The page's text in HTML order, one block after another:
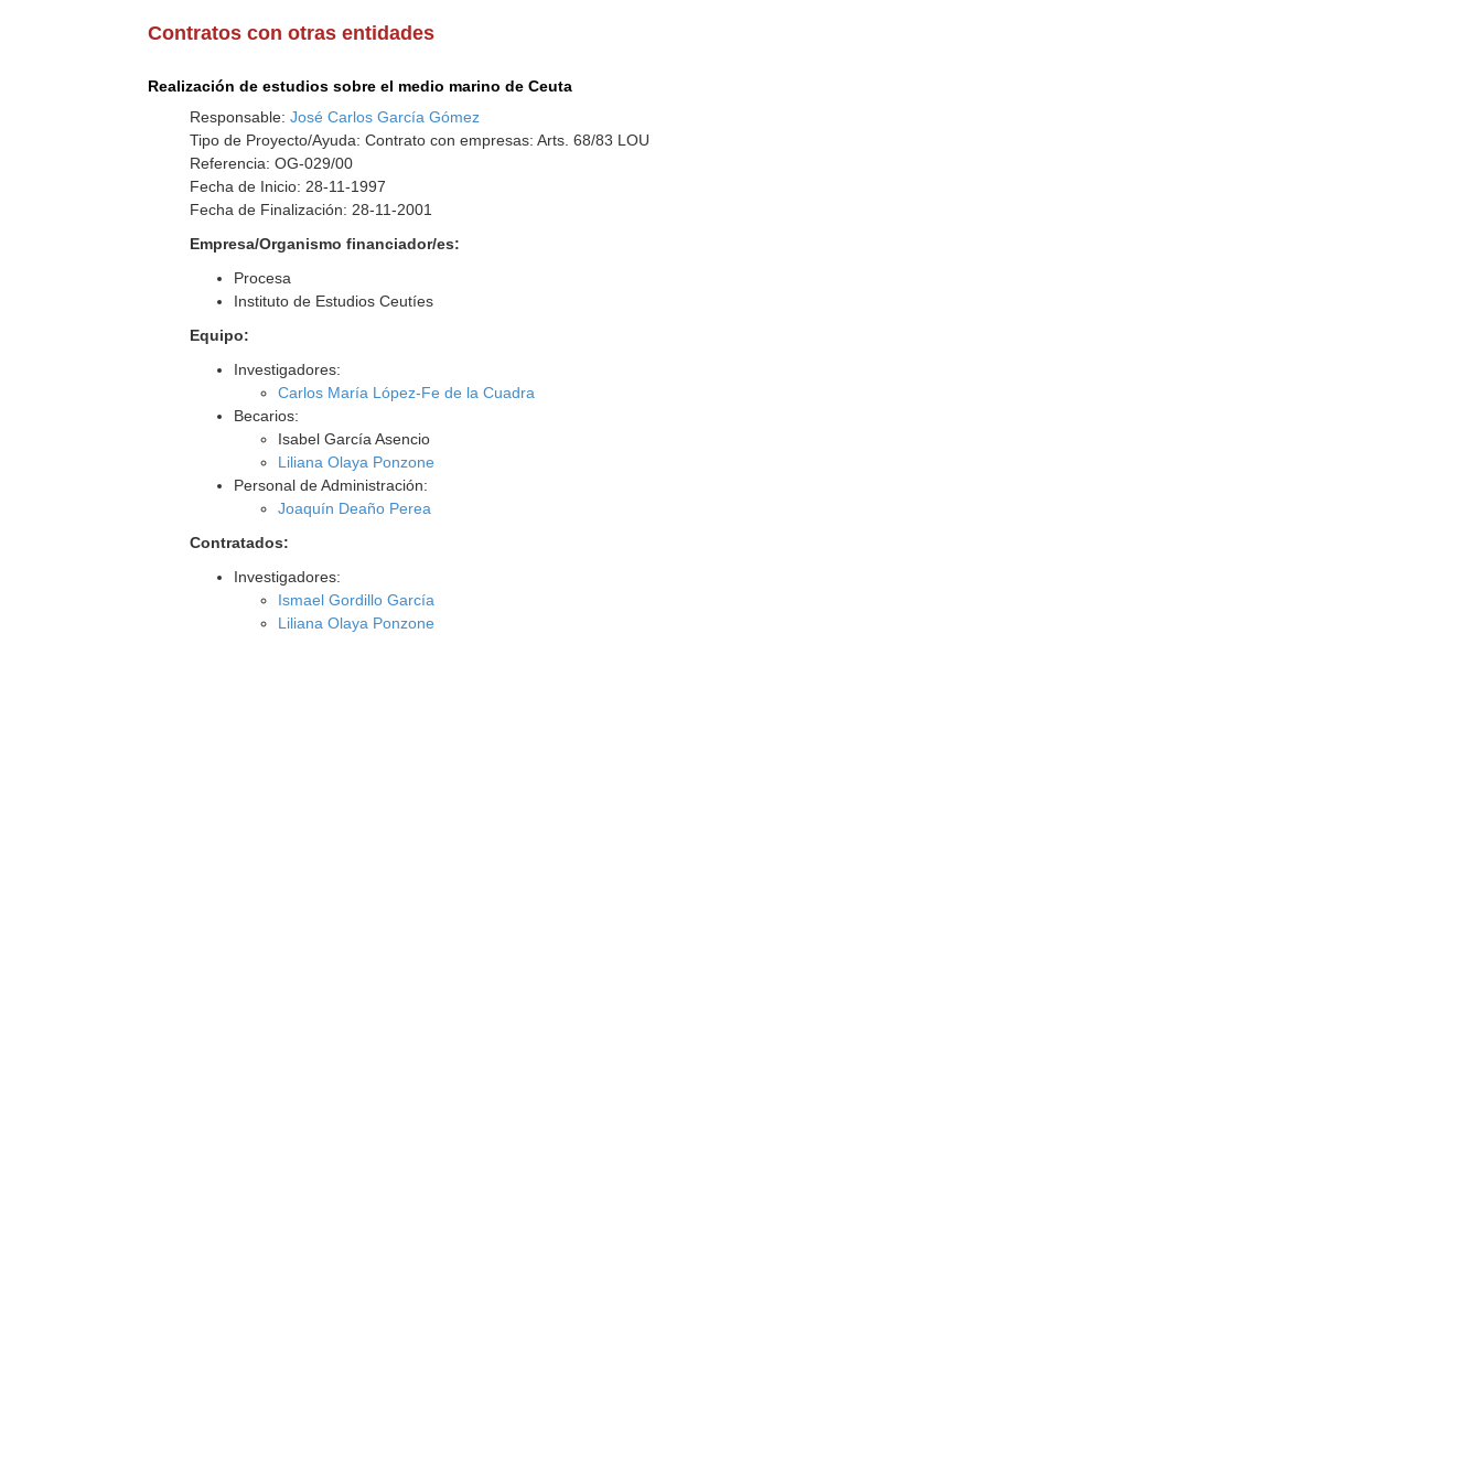
Contratos con otras entidades
Realización de estudios sobre el medio marino de Ceuta
Responsable:José Carlos García Gómez
Tipo de Proyecto/Ayuda: Contrato con empresas: Arts. 68/83 LOU
Referencia: OG-029/00
Fecha de Inicio: 28-11-1997
Fecha de Finalización: 28-11-2001
Empresa/Organismo financiador/es:
Procesa
Instituto de Estudios Ceutíes
Equipo:
Investigadores:
Carlos María López-Fe de la Cuadra
Becarios:
Isabel García Asencio
Liliana Olaya Ponzone
Personal de Administración:
Joaquín Deaño Perea
Contratados:
Investigadores:
Ismael Gordillo García
Liliana Olaya Ponzone